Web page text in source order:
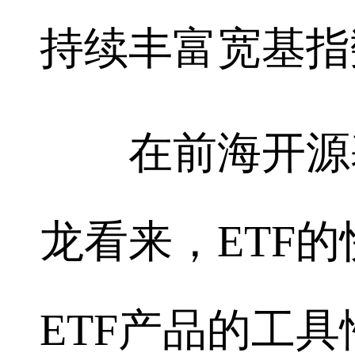
持续丰富宽基
在前海开源
龙看来，ETF
ETF产品的工